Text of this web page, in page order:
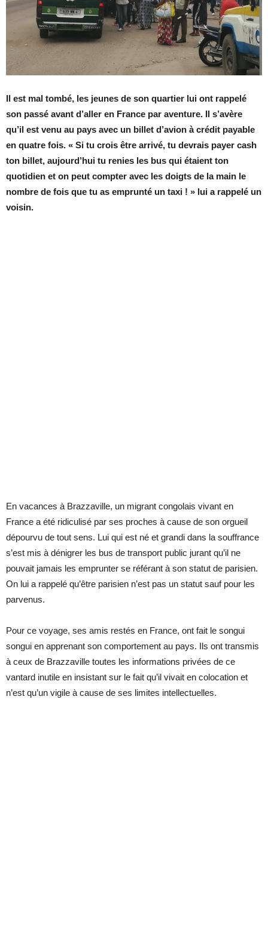
Il est mal tombé, les jeunes de son quartier lui ont rappelé
son passé avant d’aller en France par aventure. Il s’avère
qu’il est venu au pays avec un billet d’avion à crédit payable
en quatre fois. « Si tu crois être arrivé, tu devrais payer cash
ton billet, aujourd’hui tu renies les bus qui étaient ton
quotidien et on peut compter avec les doigts de la main le
nombre de fois que tu as emprunté un taxi ! » lui a rappelé un
voisin.
En vacances à Brazzaville, un migrant congolais vivant en
France a été ridiculisé par ses proches à cause de son orgueil
dépourvu de tout sens. Lui qui est né et grandi dans la souffrance
s’est mis à dénigrer les bus de transport public jurant qu’il ne
pouvait jamais les emprunter se référant à son statut de parisien.
On lui a rappelé qu’être parisien n’est pas un statut sauf pour les
parvenus.
Pour ce voyage, ses amis restés en France, ont fait le songui
songui en apprenant son comportement au pays. Ils ont transmis
à ceux de Brazzaville toutes les informations privées de ce
vantard inutile en insistant sur le fait qu’il vivait en colocation et
n’est qu’un vigile à cause de ses limites intellectuelles.